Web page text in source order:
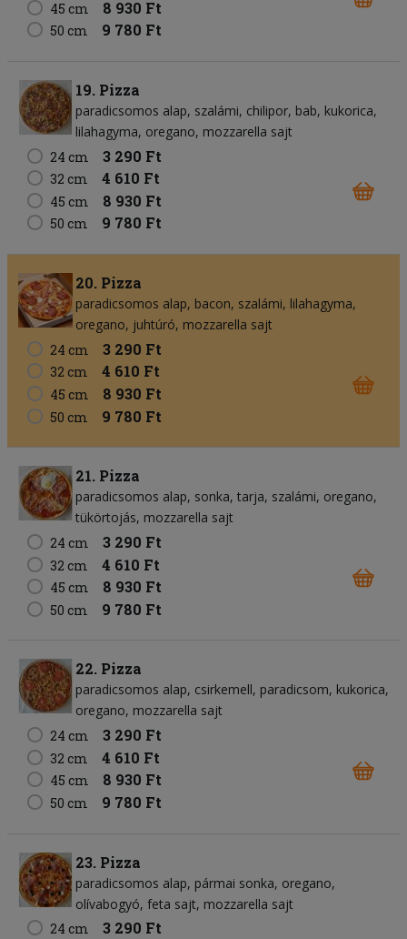
45 cm 8 930 Ft
50 cm 9 780 Ft
19. Pizza
paradicsomos alap szalámi chilipor bab kukorica
lilahagyma oregano mozzarella sajt
24 cm
3 290 Ft
32 cm 4 610 Ft
45 cm 8 930 Ft
50 cm 9 780 Ft
20. Pizza
paradicsomos alap bacon szalámi lilahagyma
oregano juhtúró mozzarella sajt
24 cm
3 290 Ft
32 cm 4 610 Ft
45 cm 8 930 Ft
50 cm 9 780 Ft
21. Pizza
paradicsomos alap sonka tarja szalámi oregano
tükörtojás mozzarella sajt
24 cm
3 290 Ft
32 cm 4 610 Ft
45 cm 8 930 Ft
50 cm 9 780 Ft
22. Pizza
paradicsomos alap csirkemell paradicsom kukorica
oregano mozzarella sajt
24 cm
3 290 Ft
32 cm 4 610 Ft
45 cm 8 930 Ft
50 cm 9 780 Ft
23. Pizza
paradicsomos alap pármai sonka oregano
olívabogyó feta sajt mozzarella sajt
24 cm
3 290 Ft